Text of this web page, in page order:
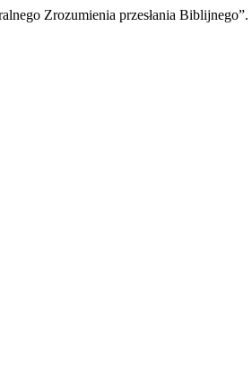
Zrozumienia przesłania Biblijnego”.